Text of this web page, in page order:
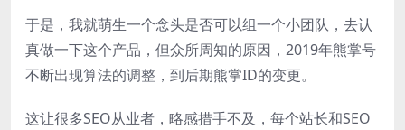
于是，我就萌生一个念头是否可以组一个小团队，去认
真做一下这个产品，但众所周知的原因，2019年熊掌号
不断出现算法的调整，到后期熊掌ID的变更。
这让很多SEO从业者，略感措手不及，每个站长和SEO